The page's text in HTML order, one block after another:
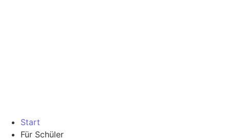
Start
Für Schüler